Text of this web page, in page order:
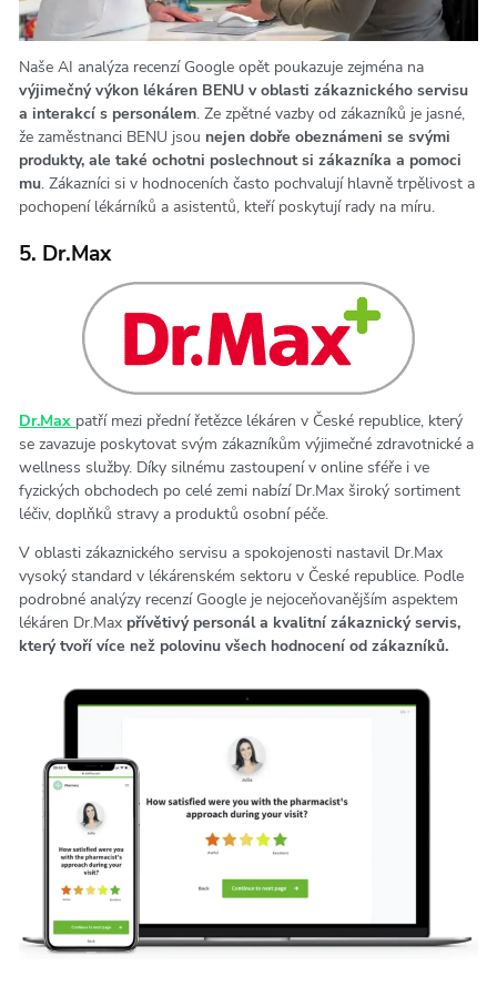
Naše AI analýza recenzí Google opět poukazuje zejména na
výjimečný výkon lékáren BENU v oblasti zákaznického servisu
a interakcí s personálem. Ze zpětné vazby od zákazníků je jasné,
že zaměstnanci BENU jsou nejen dobře obeznámeni se svými
produkty, ale také ochotni poslechnout si zákazníka a pomoci
mu. Zákazníci si v hodnoceních často pochvalují hlavně trpělivost a
pochopení lékárníků a asistentů, kteří poskytují rady na míru.
5. Dr.Max
Dr.Max patří mezi přední řetězce lékáren v České republice, který
se zavazuje poskytovat svým zákazníkům výjimečné zdravotnické a
wellness služby. Díky silnému zastoupení v online sféře i ve
fyzických obchodech po celé zemi nabízí Dr.Max široký sortiment
léčiv, doplňků stravy a produktů osobní péče.
V oblasti zákaznického servisu a spokojenosti nastavil Dr.Max
vysoký standard v lékárenském sektoru v České republice. Podle
podrobné analýzy recenzí Google je nejoceňovanějším aspektem
lékáren Dr.Max přívětivý personál a kvalitní zákaznický servis,
který tvoří více než polovinu všech hodnocení od zákazníků.